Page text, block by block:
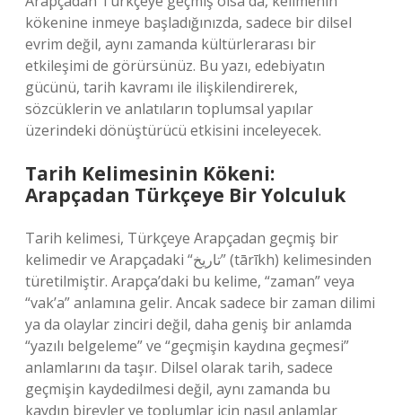
kökenine inmeye başladığınızda, sadece bir dilsel
evrim değil, aynı zamanda kültürlerarası bir
etkileşimi de görürsünüz. Bu yazı, edebiyatın
gücünü, tarih kavramı ile ilişkilendirerek,
sözcüklerin ve anlatıların toplumsal yapılar
üzerindeki dönüştürücü etkisini inceleyecek.
Tarih Kelimesinin Kökeni:
Arapçadan Türkçeye Bir Yolculuk
Tarih kelimesi, Türkçeye Arapçadan geçmiş bir
kelimedir ve Arapçadaki “تاريخ” (tārīkh) kelimesinden
türetilmiştir. Arapça’daki bu kelime, “zaman” veya
“vak’a” anlamına gelir. Ancak sadece bir zaman dilimi
ya da olaylar zinciri değil, daha geniş bir anlamda
“yazılı belgeleme” ve “geçmişin kaydına geçmesi”
anlamlarını da taşır. Dilsel olarak tarih, sadece
geçmişin kaydedilmesi değil, aynı zamanda bu
kaydın bireyler ve toplumlar için nasıl anlamlar